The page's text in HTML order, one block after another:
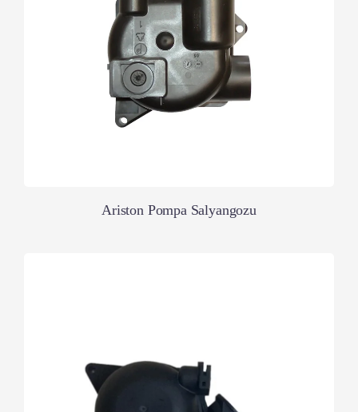
Ariston Pompa Salyangozu